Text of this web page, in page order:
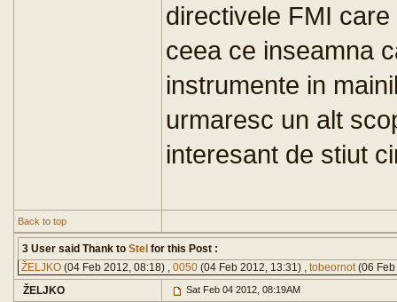
directivele FMI
ceea ce inseamna
instrumente in
urmaresc un alt
interesant de stiut
Back to top
3 User said Thank to Stel for this Post :
ŽELJKO (04 Feb 2012, 08:18) , 0050 (04 Feb 2012, 13:31) , tobeornot(06 Feb
ŽELJKO
Sat Feb 04 2012, 08:19AM